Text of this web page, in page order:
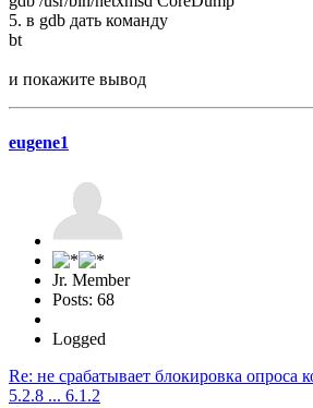
5. в gdb дать команду
bt
и покажите вывод
eugene1
Jr. Member
Posts: 68
Logged
Re: не срабатывает блокировка опроса
5.2.8 ... 6.1.2